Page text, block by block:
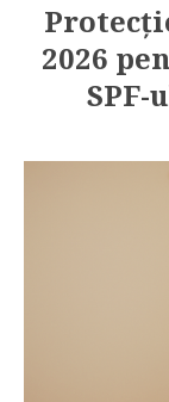
2026
SPF-